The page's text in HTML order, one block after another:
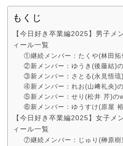
もくじ
【今日好き卒業編2025】男子メ
ィール一覧
①継続メンバー：たくや(林田拓
②新メンバー：ゆうき(後藤結)
③新メンバー：さとる(永見悟琉
④新メンバー：れお(山﨑礼央)
⑤新メンバー：せり(松井 芹)の
⑥新メンバー：ゆうすけ(原屋
【今日好き卒業編2025】女子メ
ィール一覧
⑦継続メンバー：じゅり(榊原樹